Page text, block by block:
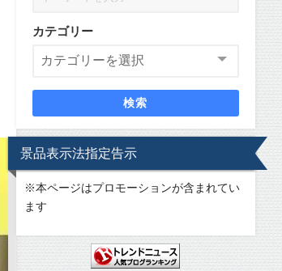
カテゴリー
検索
景品表示法指定告示
※本ページはプロモーションが含まれてい
ます